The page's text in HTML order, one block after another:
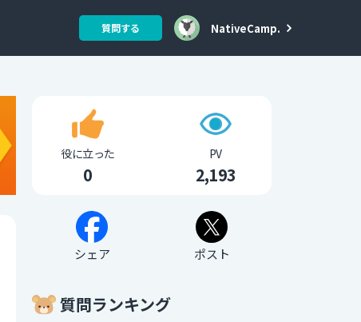
質問する NativeCamp.
役に立った
0
PV
2,193
シェア ポスト
質問ランキング